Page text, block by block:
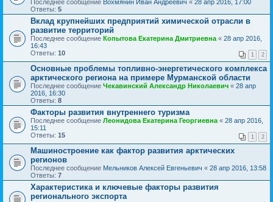
Последнее сообщение Вохмянин Иван Андреевич « 28 апр 2016, 17:00
Ответы: 5
Вклад крупнейших предприятий химической отрасли в
развитие территорий
Последнее сообщение Копытова Екатерина Дмитриевна « 28 апр 2016,
16:43
Ответы: 10 1 2
Основные проблемы топливно-энергетического комплекса
арктического региона на примере Мурманской области
Последнее сообщение Чекавинский Александр Николаевич « 28 апр
2016, 16:30
Ответы: 8
Факторы развития внутреннего туризма
Последнее сообщение Леонидова Екатерина Георгиевна « 28 апр 2016,
15:11
Ответы: 15 1 2
Машиностроение как фактор развития арктических
регионов
Последнее сообщение Мельников Алексей Евгеньевич « 28 апр 2016, 13:58
Ответы: 7
Характеристика и ключевые факторы развития
регионального экспорта